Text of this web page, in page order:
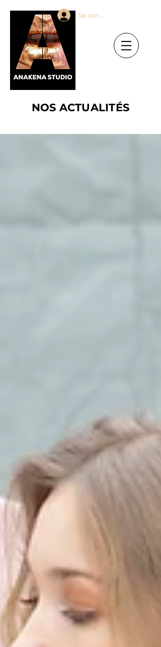
Se connecter
NOS ACTUALITÉS